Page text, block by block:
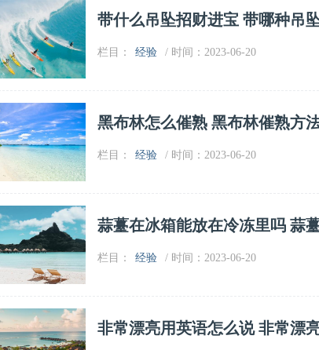
带什么吊坠招财进宝 带哪种吊
栏目： 经验 / 时间：2023-06-20
黑布林怎么催熟 黑布林催熟方
栏目： 经验 / 时间：2023-06-20
蒜薹在冰箱能放在冷冻里吗 蒜
栏目： 经验 / 时间：2023-06-20
非常漂亮用英语怎么说 非常漂